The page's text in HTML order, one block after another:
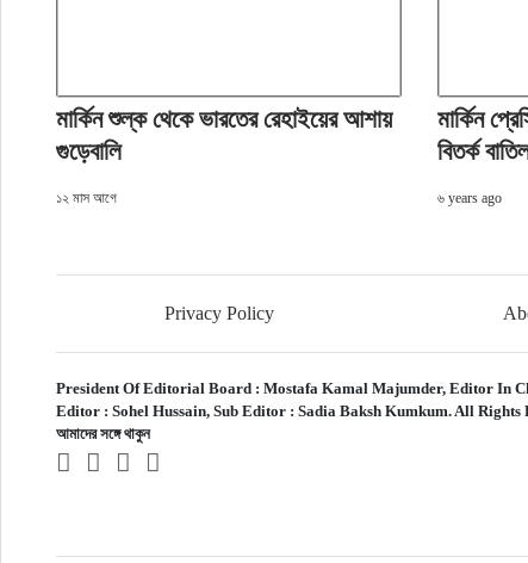
মার্কিন শুল্ক থেকে ভারতের রেহাইয়ের আশায়
গুড়েবালি
১২ মাস আগে
মার্কিন
বিতর্ক
৬ years ago
Privacy Policy
President Of Editorial Board :Mostafa Kamal Majumder,Editor In
Editor :Sohel Hussain,Sub Editor :Sadia Baksh Kumkum. All Rights
আমাদের সঙ্গে থাকুন